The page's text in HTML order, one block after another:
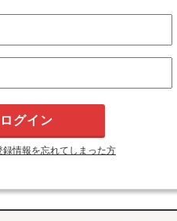
録情報を忘れてしまった方